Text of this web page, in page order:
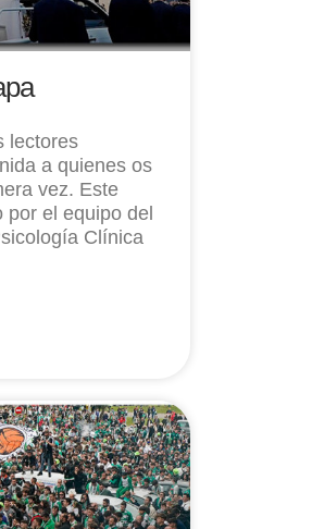
lectores
a quienes os
vez. Este
el equipo del
Clínica